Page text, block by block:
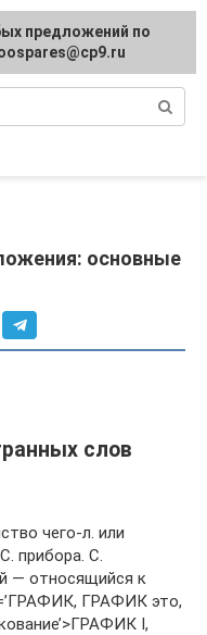
ремонт
основные
слов
чего-л. или
прибора. С.
— относящийся к
ГРАФИК это,
I,
предложений по